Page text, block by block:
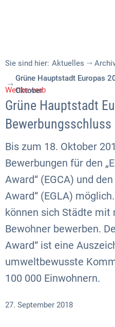
Sie sind hier: Aktuelles
Grüne Hauptstadt Europas
Oktober
Wettbewerb
Grüne Hauptstadt
Bis zum 18. Oktober
Bewerbungen für den
Award“ (EGCA) und
Award“ (EGLA)
können sich Städte mit
Bewohner bewerben.
Award“ ist eine
umweltbewusste
100 000 Einwohnern.
27. September 2018